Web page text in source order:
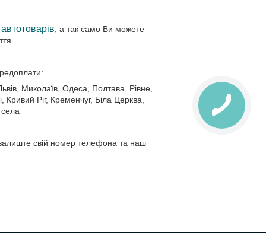
автотоварів, а так само Ви можете
Миколаїв, Одеса, Полтава, Рівне,
Ріг, Кременчуг, Біла Церква,
села
свій номер телефона та наш